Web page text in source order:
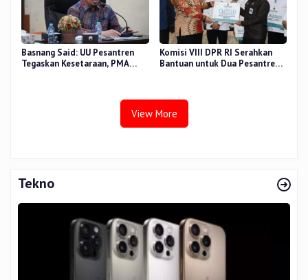
Basnang Said: UU Pesantren
Tegaskan Kesetaraan, PMA
Komisi VIII DPR RI Serahkan
Bantuan untuk Dua Pesantren
View More
Tekno